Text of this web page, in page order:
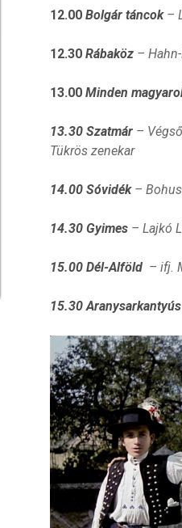
12.00 Bolgár táncok–
12.30 Rábaköz –
13.00 Minden
13.30 Szatmár –
Tükrös zenekar
14.00 Sóvidék– Bohus
14.30 Gyimes – Lajkó
15.00 Dél-Alföld – ifj.
15.30